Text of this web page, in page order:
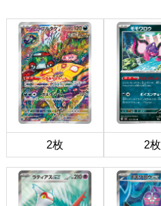
2枚 2枚